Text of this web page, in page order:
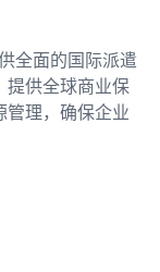
全面的国际派遣
提供全球商业保
管理，确保企业